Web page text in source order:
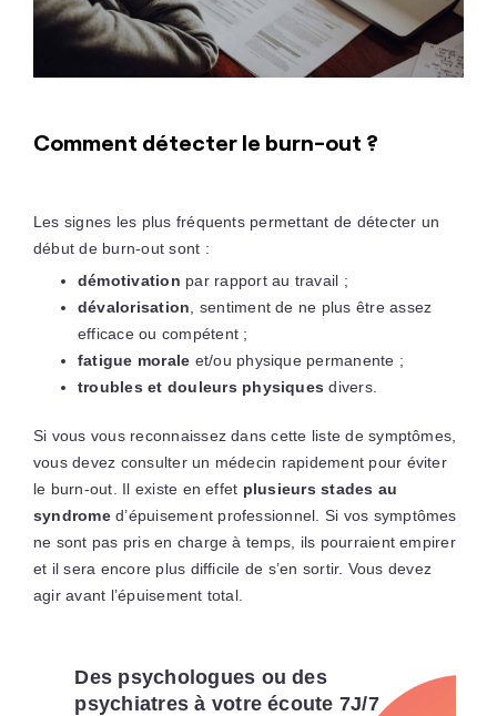
Comment détecter le burn-out ?
Les signes les plus fréquents permettant de détecter un
début de burn-out sont :
démotivation par rapport au travail ;
dévalorisation , sentiment de ne plus être assez
efficace ou compétent ;
fatigue morale et/ou physique permanente ;
troubles et douleurs physiques divers.
Si vous vous reconnaissez dans cette liste de symptômes,
vous devez consulter un médecin rapidement pour éviter
le burn-out. Il existe en effet plusieurs stades au
syndromed’épuisement professionnel. Si vos symptômes
ne sont pas pris en charge à temps, ils pourraient empirer
et il sera encore plus difficile de s’en sortir. Vous devez
agir avant l’épuisement total.
Des psychologues ou des
psychiatres à votre écoute 7J/7